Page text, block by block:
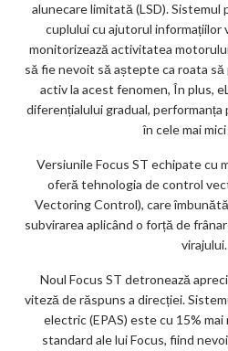
alunecare limitată (LSD).
cuplului cu ajutorul informațiilor
monitorizează activitatea
să fie nevoit să aștepte ca roata
activ la acest fenomen, În plus,
diferențialului gradual,
în cele mai
Versiunile Focus ST echipate cu
oferă tehnologia de control
Vectoring Control), care
subvirarea aplicând o forță de
virajului.
Noul Focus ST detronează
viteză de răspuns a direcției.
electric (EPAS) este cu 15%
standard ale lui Focus, fiind